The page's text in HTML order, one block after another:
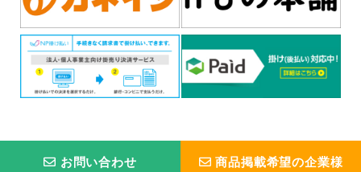
お問い合わせ 商品掲載希望の企業様